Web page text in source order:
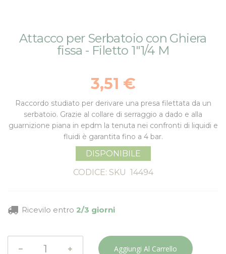
all'inizio
Attacco per Serbatoio con Ghiera
fissa - Filetto 1"1/4 M
3,51 €
Raccordo studiato per derivare una presa filettata da un
serbatoio. Grazie al collare di serraggio a dado e alla
guarnizione piana in epdm la tenuta nei confronti di liquidi e
fluidi è garantita fino a 4 bar.
DISPONIBILE
CODICE: SKU 14494
Ricevilo entro 2/3 giorni
Aggiungi Al Carrello